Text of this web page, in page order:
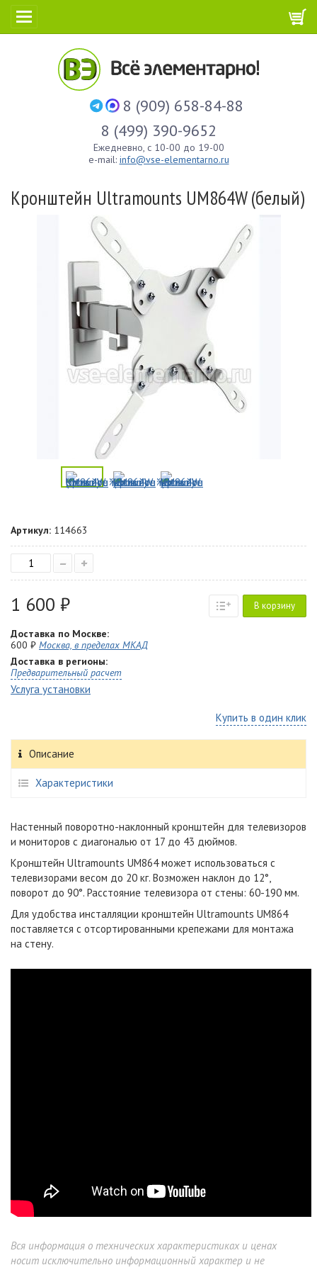
8 (909) 658-84-88
8 (499) 390-9652
Ежедневно, с 10-00 до 19-00
e-mail: info@vse-elementarno.ru
Кронштейн Ultramounts UM864W (белый)
Артикул: 114663
– +
1 600 ₽ В корзину
Доставка по Москве:
600 ₽ Москва, в пределах МКАД
Доставка в регионы:
Предварительный расчет
Услуга установки
Купить в один клик
Описание
Характеристики
Настенный поворотно-наклонный кронштейн для телевизоров
и мониторов с диагональю от 17 до 43 дюймов.
Кронштейн Ultramounts UM864 может использоваться с
телевизорами весом до 20 кг. Возможен наклон до 12°,
поворот до 90°. Расстояние телевизора от стены: 60-190 мм.
Для удобства инсталляции кронштейн Ultramounts UM864
поставляется с отсортированными крепежами для монтажа
на стену.
Вся информация о технических характеристиках и ценах
носит исключительно информационный характер и не